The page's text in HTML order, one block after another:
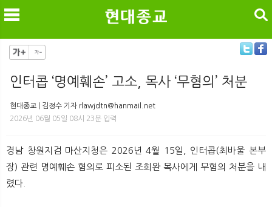
검색
인터콥 ‘명예훼손’ 고소, 목사 ‘무혐의’ 처분
현대종교 | 김정수 기자 rlawjdtn@hanmail.net
2026년 06월 05일 08시 23분 입력
경남 창원지검 마산지청은 2026년 4월 15일, 인터콥(최바울 본부
장) 관련 명예훼손 혐의로 피소된 조희완 목사에게 무혐의 처분을 내
렸다.